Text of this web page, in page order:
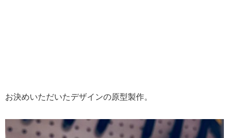
お決めいただいたデザインの原型製作。